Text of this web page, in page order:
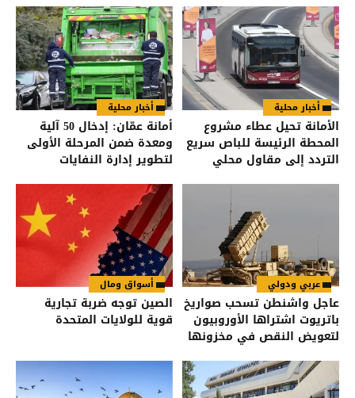
أخبار محلية
الأمانة تحيل عطاء مشروع
المحطة الرئيسة للباص سريع
التردد إلى مقاول محلي
أخبار محلية
أمانة عمّان: إدخال 50 آلية
ومعدة ضمن المرحلة الأولى
لتطوير إدارة النفايات
عربي ودولي
عاجل واشنطن تسحب صواريخ
باتريوت اشتراها الأوروبيون
لتعويض النقص في مخزونها
أسواق ومال
الصين توجه ضربة تجارية
قوية للولايات المتحدة